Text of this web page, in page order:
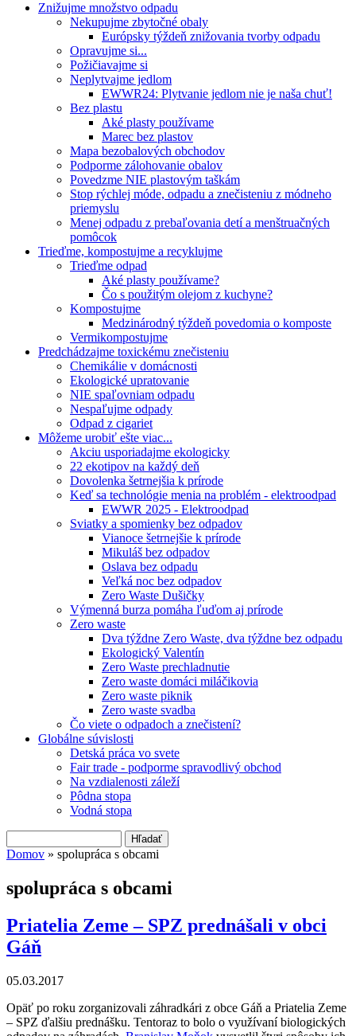
Znižujme množstvo odpadu
Nekupujme zbytočné obaly
Európsky týždeň znižovania tvorby odpadu
Opravujme si...
Požičiavajme si
Neplytvajme jedlom
EWWR24: Plytvanie jedlom nie je naša chuť!
Bez plastu
Aké plasty používame
Marec bez plastov
Mapa bezobalových obchodov
Podporme zálohovanie obalov
Povedzme NIE plastovým taškám
Stop rýchlej móde, odpadu a znečisteniu z módneho
priemyslu
Menej odpadu z prebaľovania detí a menštruačných
pomôcok
Trieďme, kompostujme a recyklujme
Trieďme odpad
Aké plasty používame?
Čo s použitým olejom z kuchyne?
Kompostujme
Medzinárodný týždeň povedomia o komposte
Vermikompostujme
Predchádzajme toxickému znečisteniu
Chemikálie v domácnosti
Ekologické upratovanie
NIE spaľovniam odpadu
Nespaľujme odpady
Odpad z cigariet
Môžeme urobiť ešte viac...
Akciu usporiadajme ekologicky
22 ekotipov na každý deň
Dovolenka šetrnejšia k prírode
Keď sa technológie menia na problém - elektroodpad
EWWR 2025 - Elektroodpad
Sviatky a spomienky bez odpadov
Vianoce šetrnejšie k prírode
Mikuláš bez odpadov
Oslava bez odpadu
Veľká noc bez odpadov
Zero Waste Dušičky
Výmenná burza pomáha ľuďom aj prírode
Zero waste
Dva týždne Zero Waste, dva týždne bez odpadu
Ekologický Valentín
Zero Waste prechladnutie
Zero waste domáci miláčikovia
Zero waste piknik
Zero waste svadba
Čo viete o odpadoch a znečistení?
Globálne súvislosti
Detská práca vo svete
Fair trade - podporme spravodlivý obchod
Na vzdialenosti záleží
Pôdna stopa
Vodná stopa
Vyhľadávanie
Domov » spolupráca s obcami
spolupráca s obcami
Priatelia Zeme – SPZ prednášali v obci
Gáň
05.03.2017
Opäť po roku zorganizovali záhradkári z obce Gáň a Priatelia Zeme
– SPZ ďalšiu prednášku. Tentoraz to bolo o využívaní biologických